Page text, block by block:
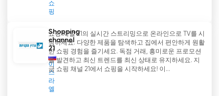
쇼
핑
Shopping
channel
21
이
스
라
엘
쇼핑 채널 21의 실시간 스트리밍으로 온라인으로 TV를 시
청하세요. 다양한 제품을 탐색하고 집에서 편안하게 원활
한 쇼핑 경험을 즐기세요. 독점 거래, 흥미로운 프로모션
을 발견하고 최신 트렌드를 최신 상태로 유지하세요. 지
금 쇼핑 채널 21에서 쇼핑을 시작하세요! 이...